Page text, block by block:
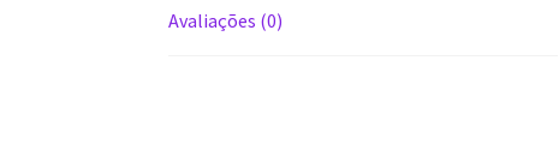
Avaliações (0)